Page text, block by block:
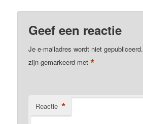
Geef een reactie
Je e-mailadres wordt niet gepubliceerd.
zijn gemarkeerd met*
Reactie *